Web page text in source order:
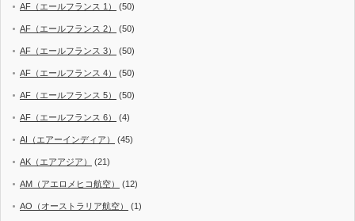
AF（エールフランス 1） (50)
AF（エールフランス 2） (50)
AF（エールフランス 3） (50)
AF（エールフランス 4） (50)
AF（エールフランス 5） (50)
AF（エールフランス 6） (4)
AI（エアーインディア） (45)
AK（エアアジア） (21)
AM（アエロメヒコ航空） (12)
AO（オーストラリア航空） (1)